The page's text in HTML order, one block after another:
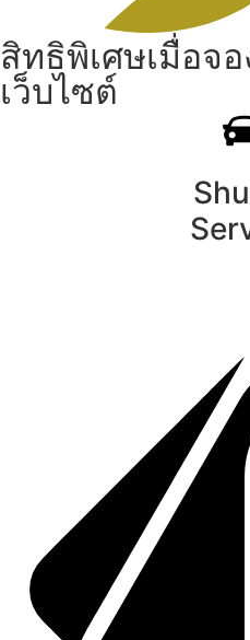
สิทธิพิเศษเมื่อจ
เว็บไซต์